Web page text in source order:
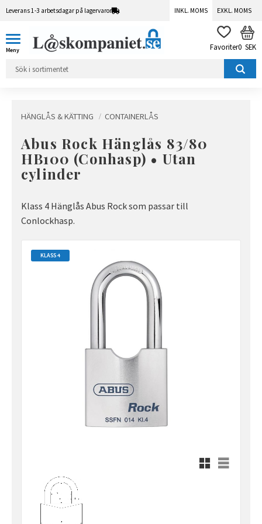
Leverans 1-3 arbetsdagar på lagervaror INKL. MOMS EXKL. MOMS
FAVORITER
0 SEK
HÄNGLÅS & KÄTTING CONTAINERLÅS
Abus Rock Hänglås 83/80
HB100 (Conhasp) • Utan
cylinder
Klass 4 Hänglås Abus Rock som passar till
Conlockhasp.
KLASS 4
Rutnätsvy
Listvy